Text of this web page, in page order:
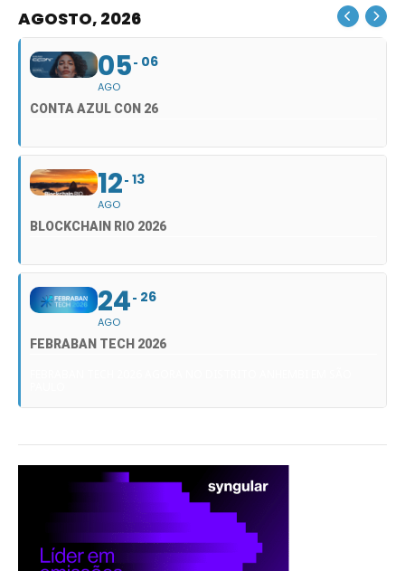
AGOSTO, 2026
05
AGO
06
CONTA AZUL CON 26
12
AGO
13
BLOCKCHAIN RIO 2026
24
AGO
26
FEBRABAN TECH 2026